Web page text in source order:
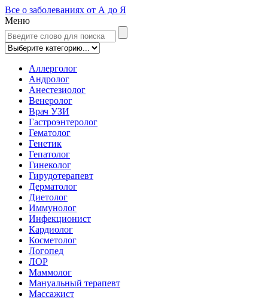
Все о заболеваниях от А до Я
Меню
Аллерголог
Андролог
Анестезиолог
Венеролог
Врач УЗИ
Гастроэнтеролог
Гематолог
Генетик
Гепатолог
Гинеколог
Гирудотерапевт
Дерматолог
Диетолог
Иммунолог
Инфекционист
Кардиолог
Косметолог
Логопед
ЛОР
Маммолог
Мануальный терапевт
Массажист